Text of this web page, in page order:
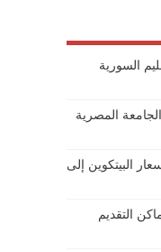
السورية
المصرية
البيتكوين إلى
مواعيد وأماكن التقديم